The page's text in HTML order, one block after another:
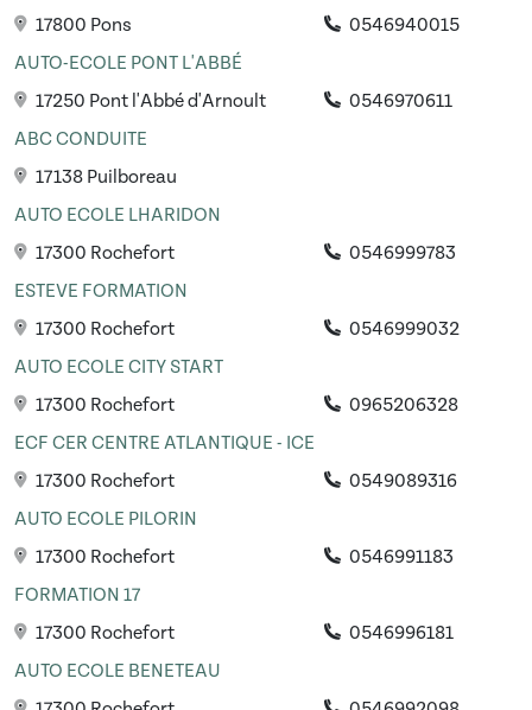
17800 Pons
0546940015
AUTO-ECOLE PONT L'ABBÉ
17250 Pont l'Abbé d'Arnoult
0546970611
ABC CONDUITE
17138 Puilboreau
AUTO ECOLE LHARIDON
17300 Rochefort
0546999783
ESTEVE FORMATION
17300 Rochefort
0546999032
AUTO ECOLE CITY START
17300 Rochefort
0965206328
ECF CER CENTRE ATLANTIQUE - ICE
17300 Rochefort
0549089316
AUTO ECOLE PILORIN
17300 Rochefort
0546991183
FORMATION 17
17300 Rochefort
0546996181
AUTO ECOLE BENETEAU